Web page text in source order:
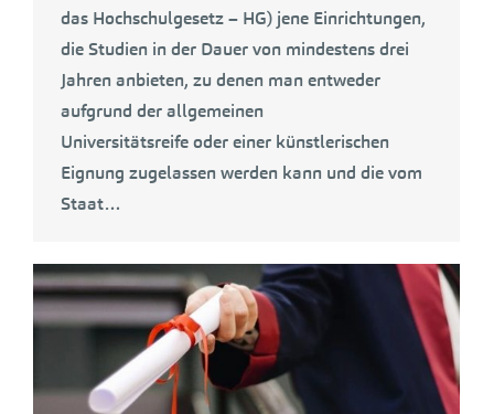
das Hochschulgesetz – HG) jene Einrichtungen,
die Studien in der Dauer von mindestens drei
Jahren anbieten, zu denen man entweder
aufgrund der allgemeinen
Universitätsreife oder einer künstlerischen
Eignung zugelassen werden kann und die vom
Staat…